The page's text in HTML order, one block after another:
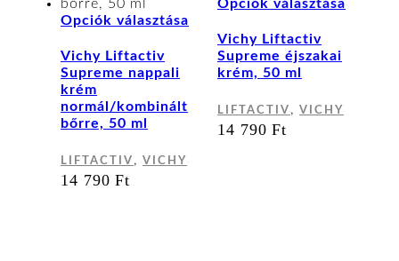
Opciók választása
terméknek
több
változatok
Vichy Liftactiv
Supreme nappali
krém
normál/kombinált
bőrre, 50 ml
LIFTACTIV , VICHY
14 790Ft
Opciók választása
Vichy Liftactiv
Supreme éjszakai
krém, 50 ml
LIFTACTIV , VICHY
14 790Ft